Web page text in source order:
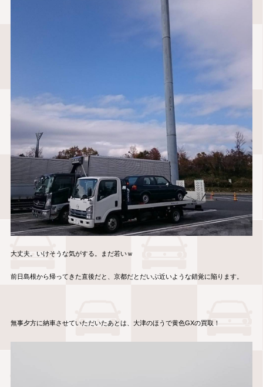
大丈夫。いけそうな気がする。まだ若いｗ
前日島根から帰ってきた直後だと、京都だとだいぶ近いような錯覚に陥ります。
無事夕方に納車させていただいたあとは、大津のほうで黄色GXの買取！